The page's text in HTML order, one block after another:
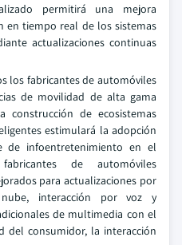
permitirá una mejora
en tiempo real de los sistemas
actualizaciones continuas
los fabricantes de automóviles
de movilidad de alta gama
construcción de ecosistemas
estimulará la adopción
infoentretenimiento en el
de automóviles
para actualizaciones por
interacción por voz y
de multimedia con el
del consumidor, la interacción